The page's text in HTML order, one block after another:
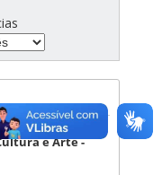
e Arte -